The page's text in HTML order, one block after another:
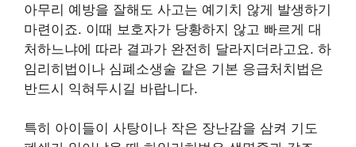
아무리 예방을 잘해도 사고는 예기치 않게 발생하기
마련이죠. 이때 보호자가 당황하지 않고 빠르게 대
처하느냐에 따라 결과가 완전히 달라지더라고요. 하
임리히법이나 심폐소생술 같은 기본 응급처치법은
반드시 익혀두시길 바랍니다.
특히 아이들이 사탕이나 작은 장난감을 삼켜 기도